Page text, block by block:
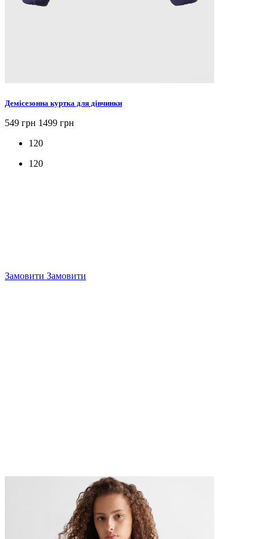
Демісезонна куртка для дівчинки
549 грн 1499 грн
120
120
Замовити Замовити